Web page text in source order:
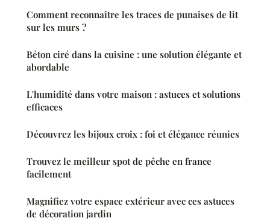
Comment reconnaître les traces de punaises de lit
sur les murs ?
Béton ciré dans la cuisine : une solution élégante et
abordable
L'humidité dans votre maison : astuces et solutions
efficaces
Découvrez les bijoux croix : foi et élégance réunies
Trouvez le meilleur spot de pêche en france
facilement
Magnifiez votre espace extérieur avec ces astuces
de décoration jardin